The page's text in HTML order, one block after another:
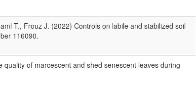
T., Frouz J. (2022) Controls on labile and stabilized soil
116090.
quality of marcescent and shed senescent leaves during